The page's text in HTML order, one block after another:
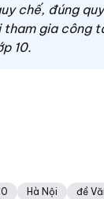
chế, đúng
tham gia công
10.
Hà Nội đề